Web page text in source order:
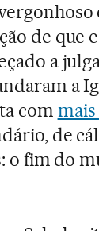
de que
a
a
com
de
o fim do